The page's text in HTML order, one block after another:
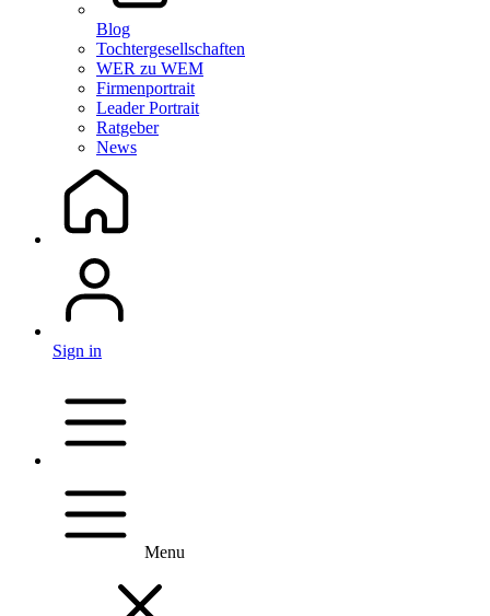
Blog
Tochtergesellschaften
WER zu WEM
Firmenportrait
Leader Portrait
Ratgeber
News
Sign in
Menu